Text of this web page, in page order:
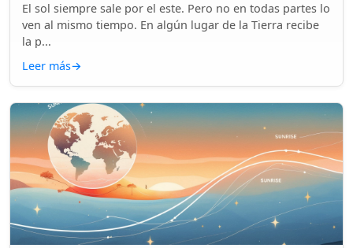
El sol siempre sale por el este. Pero no en todas partes lo
ven al mismo tiempo. En algún lugar de la Tierra recibe
la p...
Leer más→